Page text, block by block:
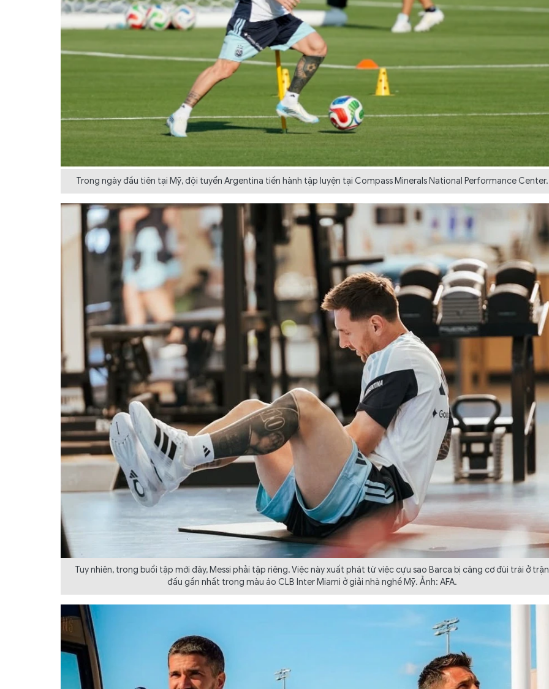
Trong ngày đầu tiên tại Mỹ, đội tuyển Argentina tiến hành tập luyện tại Compass Minerals National Performance Center.
Tuy nhiên, trong buổi tập mới đây, Messi phải tập riêng. Việc này xuất phát từ việc cựu sao Barca bị căng cơ đùi trái ở trận
đấu gần nhất trong màu áo CLB Inter Miami ở giải nhà nghề Mỹ. Ảnh: AFA.